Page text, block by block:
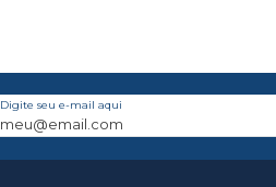
Digite seu e-mail aqui